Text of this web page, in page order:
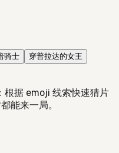
骑士
穿普拉达的女王
根据 emoji 线索快速猜片
能来一局。